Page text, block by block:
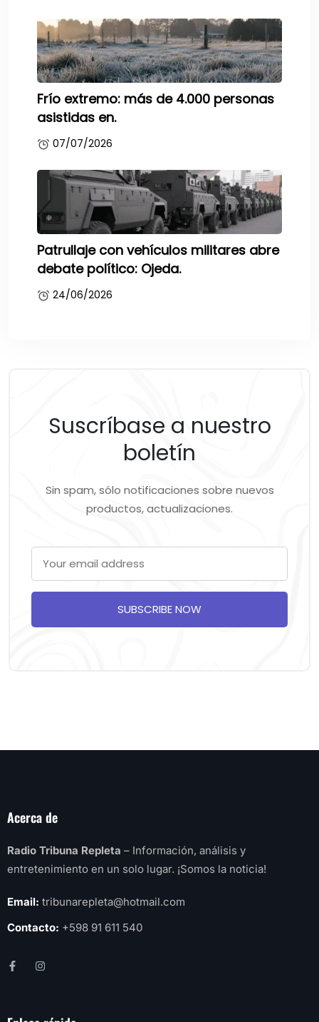
Frío extremo: más de 4.000 personas
asistidas en.
07/07/2026
Patrullaje con vehículos militares abre
debate político: Ojeda.
24/06/2026
Suscríbase a nuestro
boletín
Sin spam, sólo notificaciones sobre nuevos
productos, actualizaciones.
SUBSCRIBE NOW
Acerca de
Radio Tribuna Repleta – Información, análisis y
entretenimiento en un solo lugar. ¡Somos la noticia!
Email: tribunarepleta@hotmail.com
Contacto: +598 91 611 540